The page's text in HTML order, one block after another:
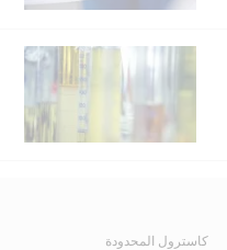
كاسترول المحدودة